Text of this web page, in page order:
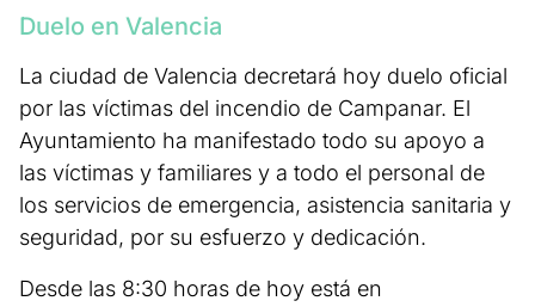
Duelo en Valencia
La ciudad de Valencia decretará hoy duelo oficial
por las víctimas del incendio de Campanar. El
Ayuntamiento ha manifestado todo su apoyo a
las víctimas y familiares y a todo el personal de
los servicios de emergencia, asistencia sanitaria y
seguridad, por su esfuerzo y dedicación.
Desde las 8:30 horas de hoy está en